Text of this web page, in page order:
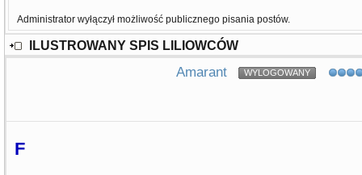
Administrator wyłączył możliwość publicznego pisania postów.
ILUSTROWANY SPIS LILIOWCÓW
Amarant WYLOGOWANY
F